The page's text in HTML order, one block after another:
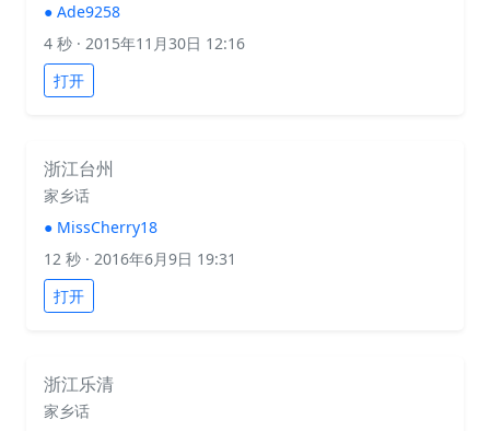
● Ade9258
4 秒 · 2015年11月30日 12:16
打开
浙江台州
家乡话
● MissCherry18
12 秒 · 2016年6月9日 19:31
打开
浙江乐清
家乡话